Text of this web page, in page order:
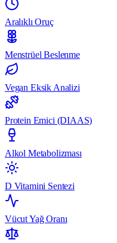
Aralıklı Oruç
Menstrüel Beslenme
Vegan Eksik Analizi
Protein Emici (DIAAS)
Alkol Metabolizması
D Vitamini Sentezi
Vücut Yağ Oranı